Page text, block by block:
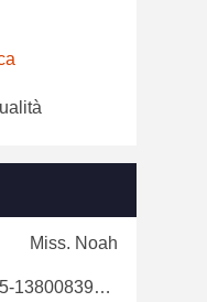
Miss. Noah
86-0755-13800839500